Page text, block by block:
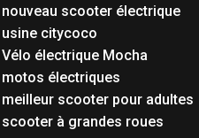
nouveau scooter électrique
usine citycoco
Vélo électrique Mocha
motos électriques
meilleur scooter pour adultes
scooter à grandes roues